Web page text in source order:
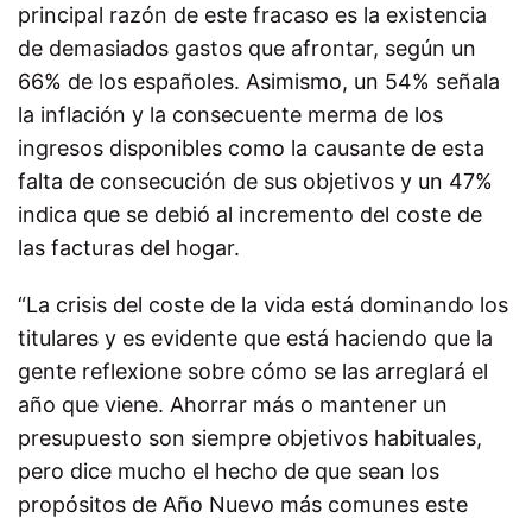
principal razón de este fracaso es la existencia
de demasiados gastos que afrontar, según un
66% de los españoles. Asimismo, un 54% señala
la inflación y la consecuente merma de los
ingresos disponibles como la causante de esta
falta de consecución de sus objetivos y un 47%
indica que se debió al incremento del coste de
las facturas del hogar.
“La crisis del coste de la vida está dominando los
titulares y es evidente que está haciendo que la
gente reflexione sobre cómo se las arreglará el
año que viene. Ahorrar más o mantener un
presupuesto son siempre objetivos habituales,
pero dice mucho el hecho de que sean los
propósitos de Año Nuevo más comunes este